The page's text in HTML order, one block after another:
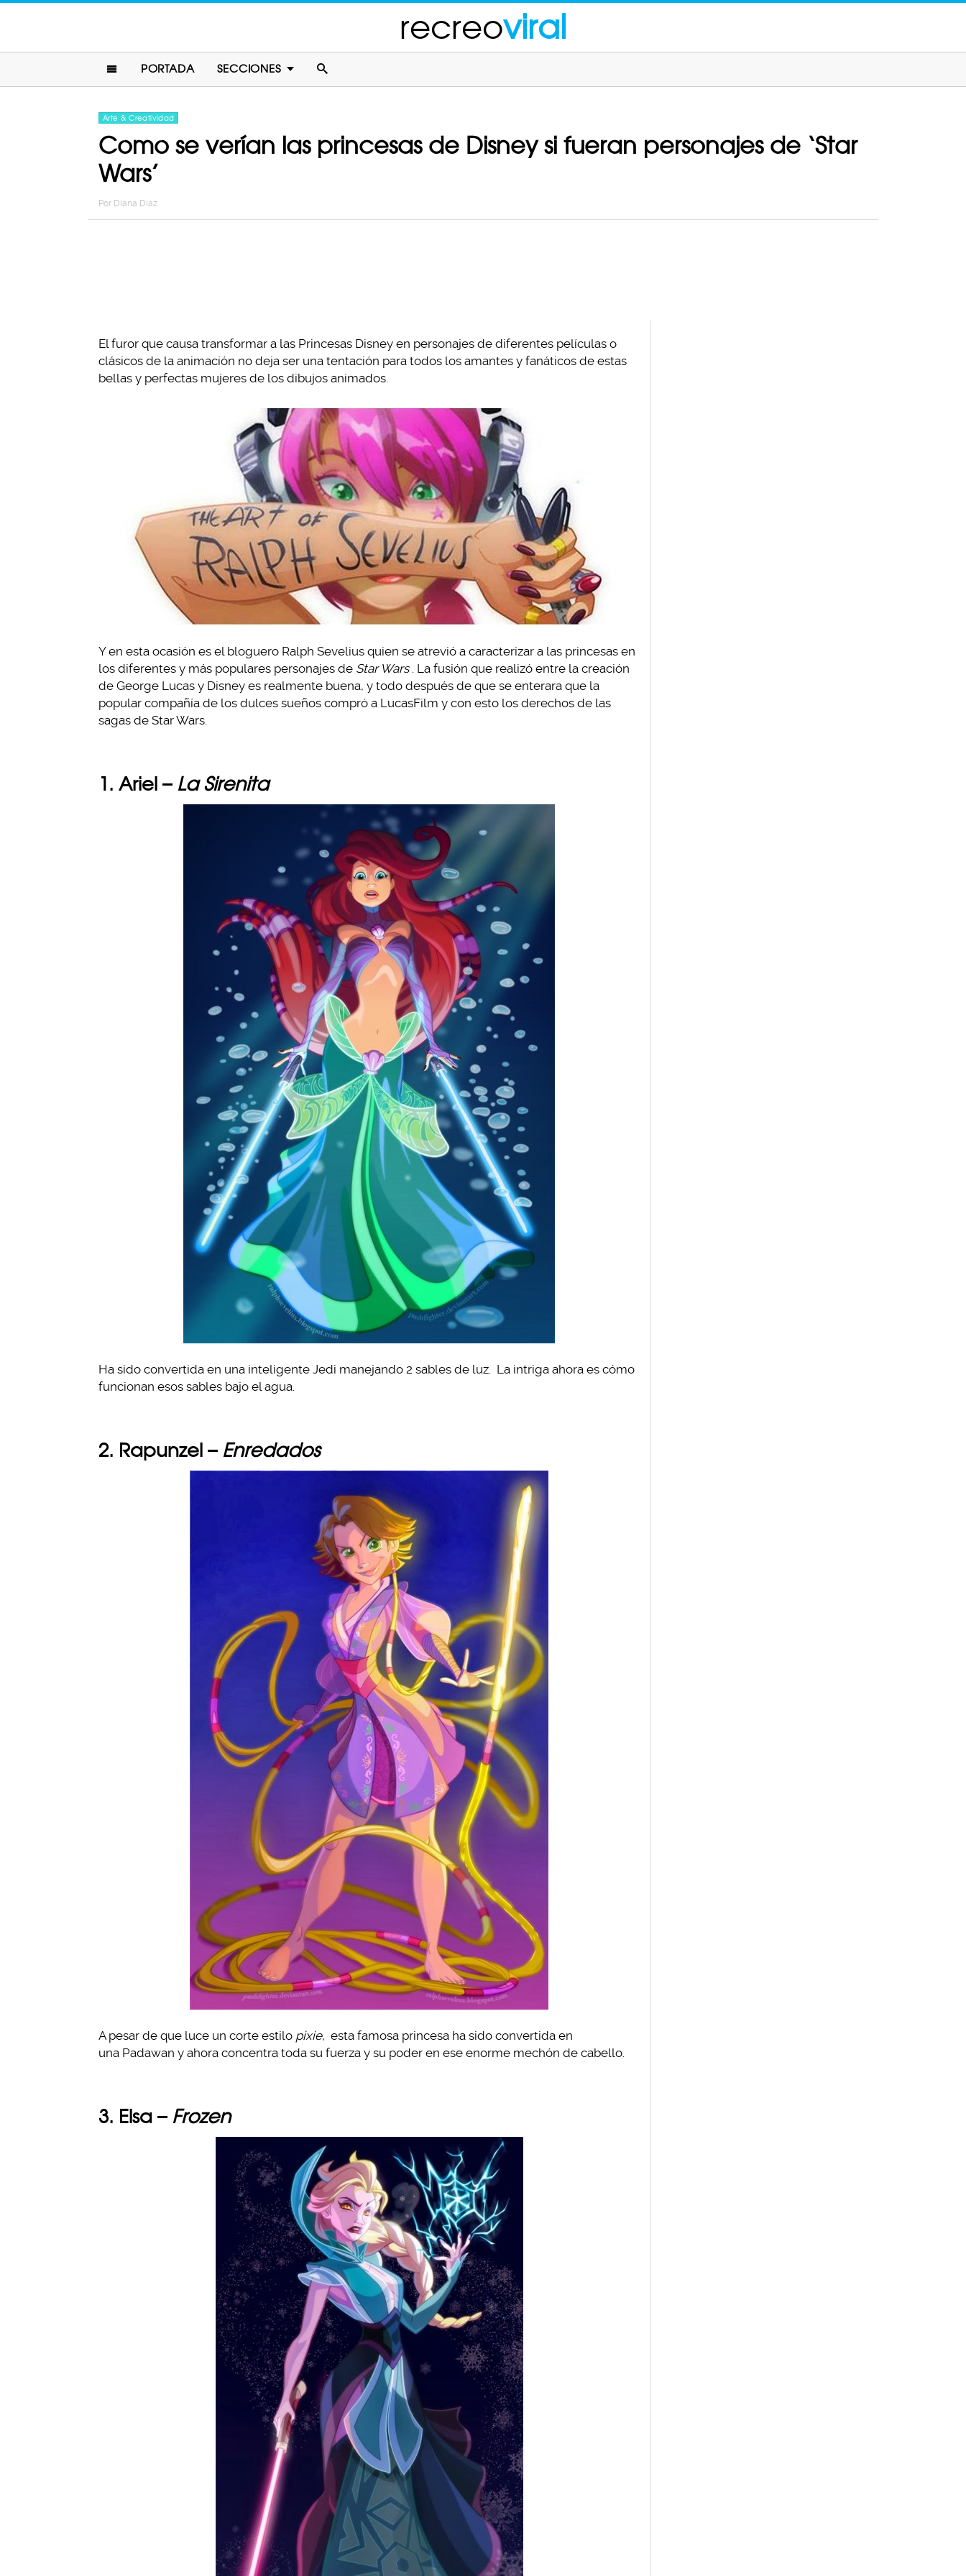
recreoviral
PORTADA SECCIONES
Arte & Creatividad
Como se verían las princesas de Disney si fueran personajes de ‘Star
Wars’
Por Diana Diaz
El furor que causa transformar a las Princesas Disney en personajes de diferentes películas o
clásicos de la animación no deja ser una tentación para todos los amantes y fanáticos de estas
bellas y perfectas mujeres de los dibujos animados.
Y en esta ocasión es el bloguero Ralph Sevelius quien se atrevió a caracterizar a las princesas en
los diferentes y más populares personajes de Star Wars . La fusión que realizó entre la creación
de George Lucas y Disney es realmente buena, y todo después de que se enterara que la
popular compañía de los dulces sueños compró a LucasFilm y con esto los derechos de las
sagas de Star Wars.
1. Ariel – La Sirenita
Ha sido convertida en una inteligente Jedi manejando 2 sables de luz. La intriga ahora es cómo
funcionan esos sables bajo el agua.
2. Rapunzel – Enredados
A pesar de que luce un corte estilo pixie, esta famosa princesa ha sido convertida en
una Padawan y ahora concentra toda su fuerza y su poder en ese enorme mechón de cabello.
3. Elsa – Frozen